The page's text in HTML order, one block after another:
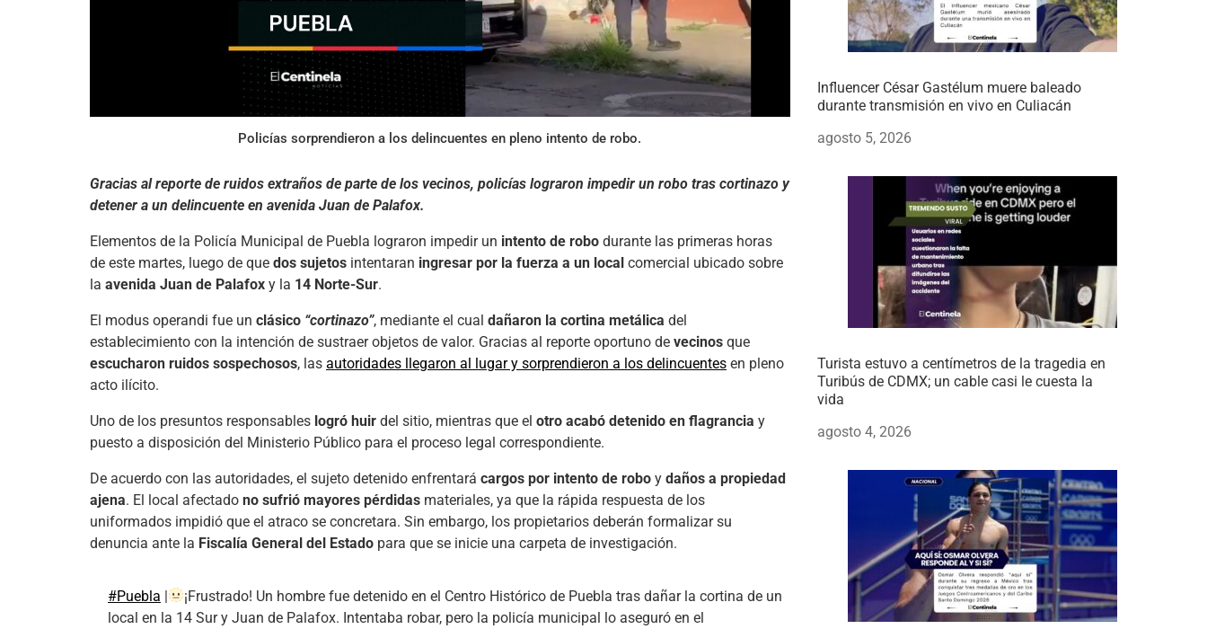
Policías sorprendieron a los delincuentes en pleno intento de robo.
Gracias al reporte de ruidos extraños de parte de los vecinos, policías lograron impedir un robo tras cortinazo y
detener a un delincuente en avenida Juan de Palafox.
Elementos de la Policía Municipal de Puebla lograron impedir un intento de robo durante las primeras horas
de este martes, luego de que dos sujetos intentaran ingresar por la fuerza a un local comercial ubicado sobre
la avenida Juan de Palafox y la 14 Norte-Sur.
El modus operandi fue un clásico “cortinazo”, mediante el cual dañaron la cortina metálica del
establecimiento con la intención de sustraer objetos de valor. Gracias al reporte oportuno de vecinos que
escucharon ruidos sospechosos, las autoridades llegaron al lugar y sorprendieron a los delincuentes en pleno
acto ilícito.
Uno de los presuntos responsables logró huir del sitio, mientras que el otro acabó detenido en flagrancia y
puesto a disposición del Ministerio Público para el proceso legal correspondiente.
De acuerdo con las autoridades, el sujeto detenido enfrentará cargos por intento de robo y daños a propiedad
ajena. El local afectado no sufrió mayores pérdidas materiales, ya que la rápida respuesta de los
uniformados impidió que el atraco se concretara. Sin embargo, los propietarios deberán formalizar su
denuncia ante la Fiscalía General del Estado para que se inicie una carpeta de investigación.
#Puebla |
¡Frustrado! Un hombre fue detenido en el Centro Histórico de Puebla tras dañar la cortina de un
local en la 14 Sur y Juan de Palafox. Intentaba robar, pero la policía municipal lo aseguró en el
Influencer César Gastélum muere baleado
durante transmisión en vivo en Culiacán
agosto 5, 2026
Turista estuvo a centímetros de la tragedia en
Turibús de CDMX; un cable casi le cuesta la
vida
agosto 4, 2026